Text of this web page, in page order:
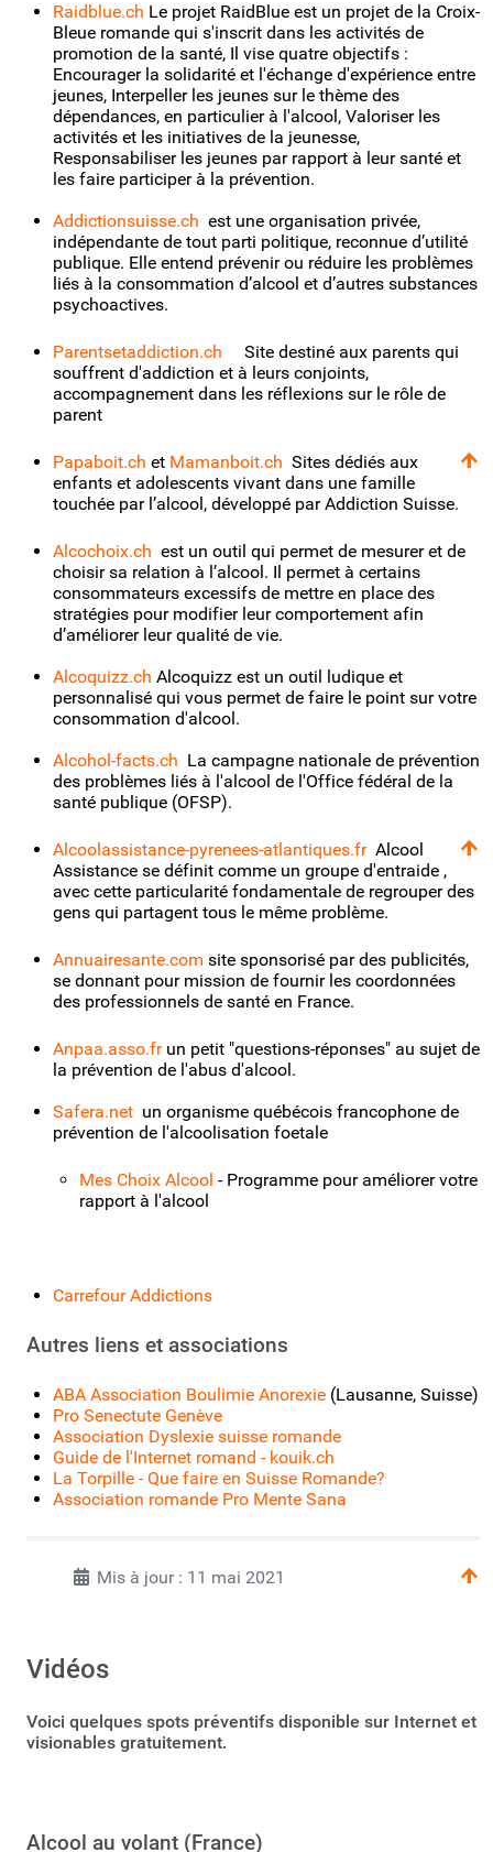
Raidblue.ch Le projet RaidBlue est un projet de la Croix-
Bleue romande qui s'inscrit dans les activités de
promotion de la santé, Il vise quatre objectifs :
Encourager la solidarité et l'échange d'expérience entre
jeunes, Interpeller les jeunes sur le thème des
dépendances, en particulier à l'alcool, Valoriser les
activités et les initiatives de la jeunesse,
Responsabiliser les jeunes par rapport à leur santé et
les faire participer à la prévention.
Addictionsuisse.ch est une organisation privée,
indépendante de tout parti politique, reconnue d’utilité
publique. Elle entend prévenir ou réduire les problèmes
liés à la consommation d’alcool et d’autres substances
psychoactives.
Parentsetaddiction.ch Site destiné aux parents qui
souffrent d'addiction et à leurs conjoints,
accompagnement dans les réflexions sur le rôle de
parent
Papaboit.ch et Mamanboit.ch Sites dédiés aux
enfants et adolescents vivant dans une famille
touchée par l’alcool, développé par Addiction Suisse.
Alcochoix.ch est un outil qui permet de mesurer et de
choisir sa relation à l’alcool. Il permet à certains
consommateurs excessifs de mettre en place des
stratégies pour modifier leur comportement afin
d’améliorer leur qualité de vie.
Alcoquizz.ch Alcoquizz est un outil ludique et
personnalisé qui vous permet de faire le point sur votre
consommation d'alcool.
Alcohol-facts.ch La campagne nationale de prévention
des problèmes liés à l'alcool de l'Office fédéral de la
santé publique (OFSP).
Alcoolassistance-pyrenees-atlantiques.fr Alcool
Assistance se définit comme un groupe d'entraide ,
avec cette particularité fondamentale de regrouper des
gens qui partagent tous le même problème.
Annuairesante.com site sponsorisé par des publicités,
se donnant pour mission de fournir les coordonnées
des professionnels de santé en France.
Anpaa.asso.frun petit "questions-réponses" au sujet de
la prévention de l'abus d'alcool.
Safera.net un organisme québécois francophone de
prévention de l'alcoolisation foetale
Mes Choix Alcool - Programme pour améliorer votre
rapport à l'alcool
Carrefour Addictions
Autres liens et associations
ABA Association Boulimie Anorexie (Lausanne, Suisse)
Pro Senectute Genève
Association Dyslexie suisse romande
Guide de l'Internet romand - kouik.ch
La Torpille - Que faire en Suisse Romande?
Association romande Pro Mente Sana
Mis à jour : 11 mai 2021
Vidéos
Voici quelques spots préventifs disponible sur Internet et
visionables gratuitement.
Alcool au volant (France)